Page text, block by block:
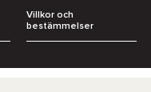
Villkor och
bestämmelser